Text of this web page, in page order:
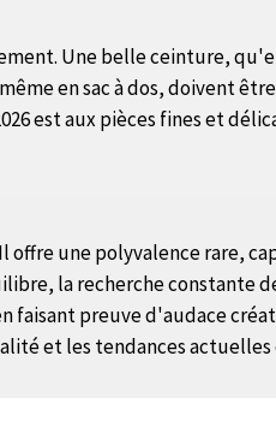
Une belle ceinture,
en sac à dos, doivent
est aux pièces fines et
une polyvalence rare,
la recherche constante
faisant preuve d'audace
et les tendances actuelles